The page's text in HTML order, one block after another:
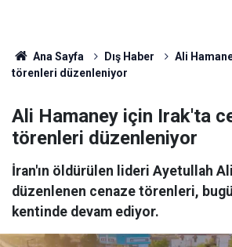
Ana Sayfa Dış Haber
Ali
törenleri düzenleniyor
Ali Hamaney için Irak'ta
törenleri düzenleniyor
İran'ın öldürülen lideri Ayetullah
düzenlenen cenaze törenleri,
kentinde devam ediyor.